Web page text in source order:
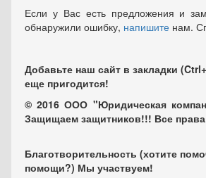
Если у Вас есть предложения и
обнаружили ошибку, напишите нам.
Добавьте наш сайт в закладки
еще пригодится!
© 2016 ООО "Юридическая
Защищаем защитников!!! Все
Благотворительность (хотите
помощи?) Мы участвуем!